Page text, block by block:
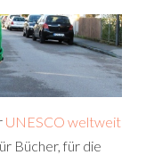
UNESCO weltweit
Bücher, für die